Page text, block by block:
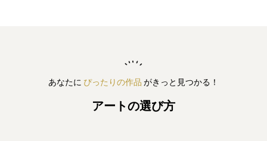
あなたに ぴったりの作品 がきっと見つかる！
アートの選び方